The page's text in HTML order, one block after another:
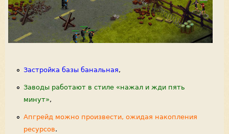
Застройка базы банальная,
Заводы работают в стиле «нажал и жди пять
минут»,
Апгрейд можно произвести, ожидая накопления
ресурсов.